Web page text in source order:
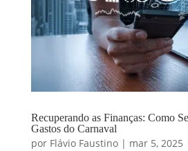
Recuperando as Finanças: Como
Gastos do Carnaval
por Flávio Faustino| mar 5, 2025